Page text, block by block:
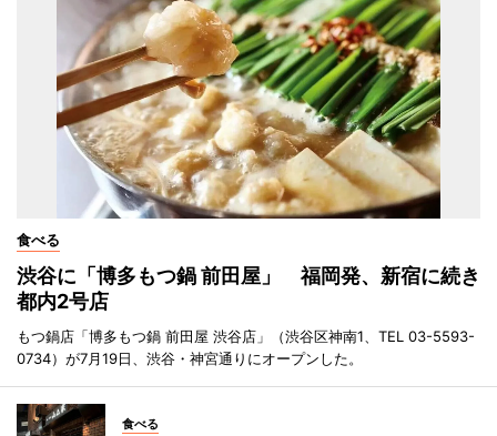
食べる
渋谷に「博多もつ鍋 前田屋」 福岡発、新宿に続き
都内2号店
もつ鍋店「博多もつ鍋 前田屋 渋谷店」（渋谷区神南1、TEL 03-5593-
0734）が7月19日、渋谷・神宮通りにオープンした。
食べる